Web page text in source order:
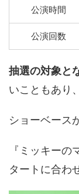
公演時間
公演回数
抽選の対象と
いこともあり
ショーベース
『ミッキー
タートに合わ